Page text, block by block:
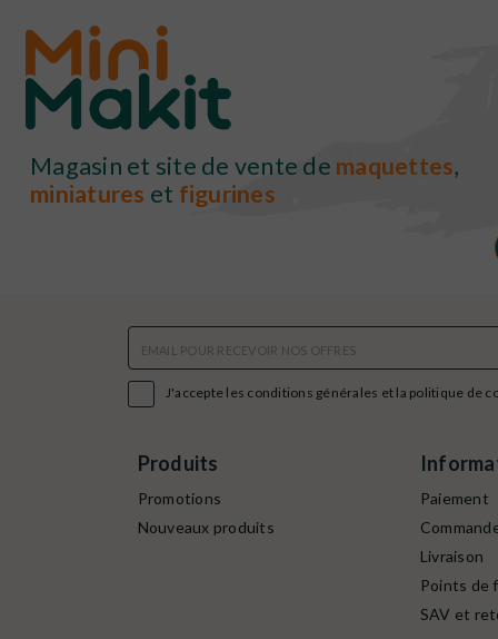
Magasin et site de vente de maquettes,
miniatures et figurines
J'accepte les conditions générales et la politique de
Produits
Promotions
Nouveaux produits
Paiement
Livraison
Points de
SAV et